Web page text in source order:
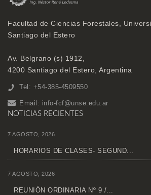
Facultad de Ciencias Forestales,
Santiago del Estero
Av. Belgrano (s) 1912,
4200 Santiago del Estero, Argentina
Tel: +54-385-4509550
Email: info-fcf@unse.edu.ar
NOTICIAS RECIENTES
7 AGOSTO, 2026
HORARIOS DE CLASES- SEGUND...
7 AGOSTO, 2026
REUNIÓN ORDINARIA Nº 9 /...